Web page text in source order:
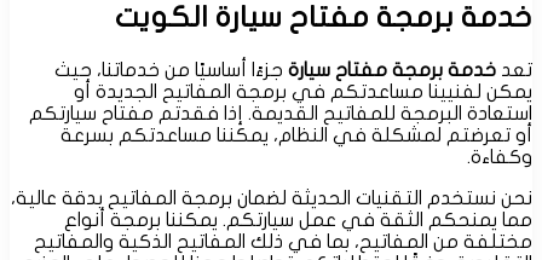
خدمة برمجة مفتاح سيارة الكويت
تعد خدمة برمجة مفتاح سيارة جزءًا أساسيًا من خدماتنا، حيث
يمكن لفنيينا مساعدتكم في برمجة المفاتيح الجديدة أو
استعادة البرمجة للمفاتيح القديمة. إذا فقدتم مفتاح سيارتكم
أو تعرضتم لمشكلة في النظام، يمكننا مساعدتكم بسرعة
وكفاءة.
نحن نستخدم التقنيات الحديثة لضمان برمجة المفاتيح بدقة عالية،
مما يمنحكم الثقة في عمل سيارتكم. يمكننا برمجة أنواع
مختلفة من المفاتيح، بما في ذلك المفاتيح الذكية والمفاتيح